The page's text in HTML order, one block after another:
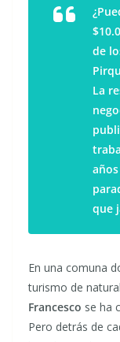
de
La
que
En una comuna
turismo de
Francesco se ha
Pero detrás de